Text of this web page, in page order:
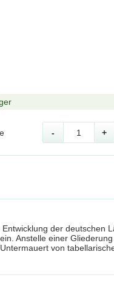
- +
der deutschen
Anstelle einer
von